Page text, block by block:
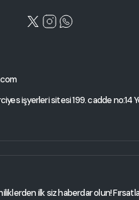
işyerleri sitesi 199. cadde no:14
ilk siz haberdar olun!